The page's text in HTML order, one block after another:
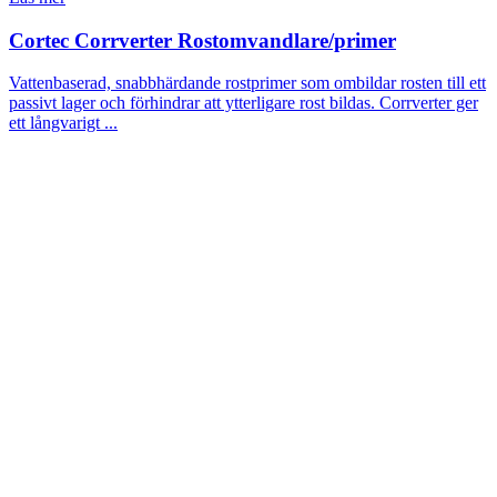
Cortec Corrverter Rostomvandlare/primer
Vattenbaserad, snabbhärdande rostprimer som ombildar rosten till ett
passivt lager och förhindrar att ytterligare rost bildas. Corrverter ger
ett långvarigt ...